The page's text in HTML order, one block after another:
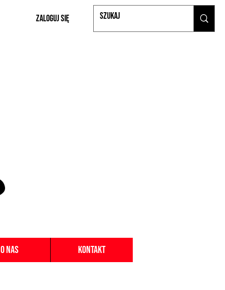
Zaloguj się
O nas Kontakt